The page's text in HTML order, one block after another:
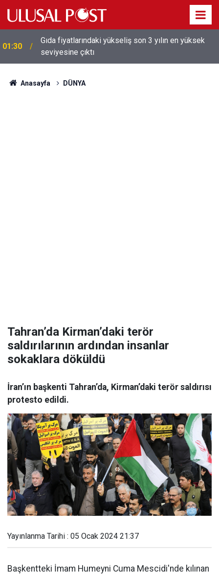
01:26
Galatasaray'dan sekiz kişi hakkında savcılığa suç
duyurusu
Anasayfa DÜNYA
Tahran’da Kirman’daki terör
saldırılarının ardından insanlar
sokaklara döküldü
İran’ın başkenti Tahran’da, Kirman’daki terör saldırısı
protesto edildi.
Yayınlanma Tarihi : 05 Ocak 2024 21:37
Başkentteki İmam Humeyni Cuma Mescidi'nde kılınan